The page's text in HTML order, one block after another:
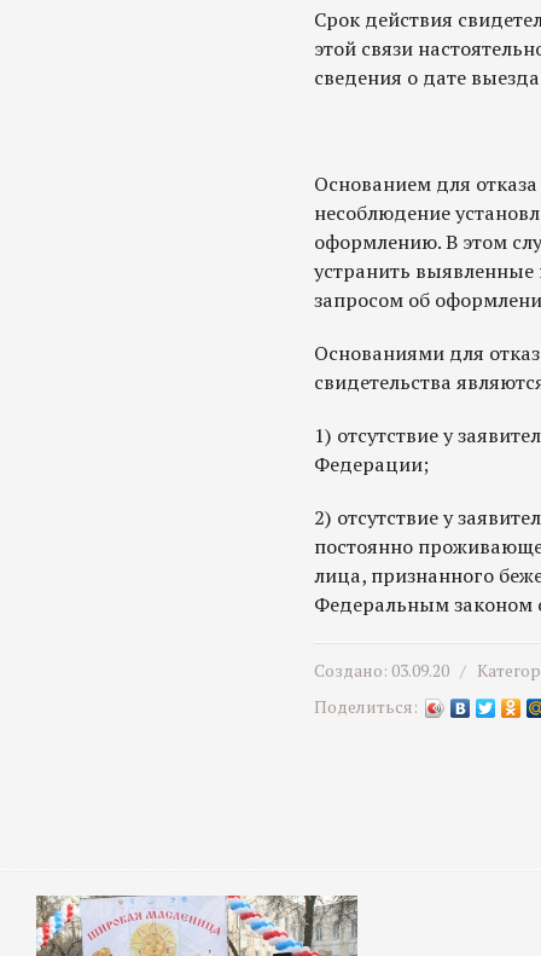
Срок действия
этой связи
сведения о дате
Основанием для
несоблюдение
оформлению. В этом
устранить выявленные
запросом об
Основаниями для
свидетельства
1) отсутствие у
Федерации;
2) отсутствие у
постоянно
лица, признанного
Федеральным законом
Создано: 03.09.20 /
Поделиться: